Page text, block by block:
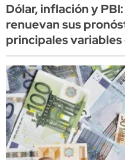
Dólar, inflación y
renuevan sus
principales variables